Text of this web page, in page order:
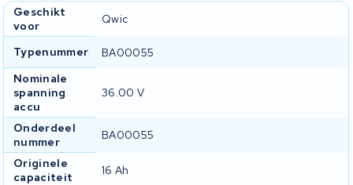
Geschikt
voor
Qwic
Typenummer
BA00055
Nominale
spanning
accu
36.00 V
Onderdeel
nummer
BA00055
Originele
capaciteit
16 Ah